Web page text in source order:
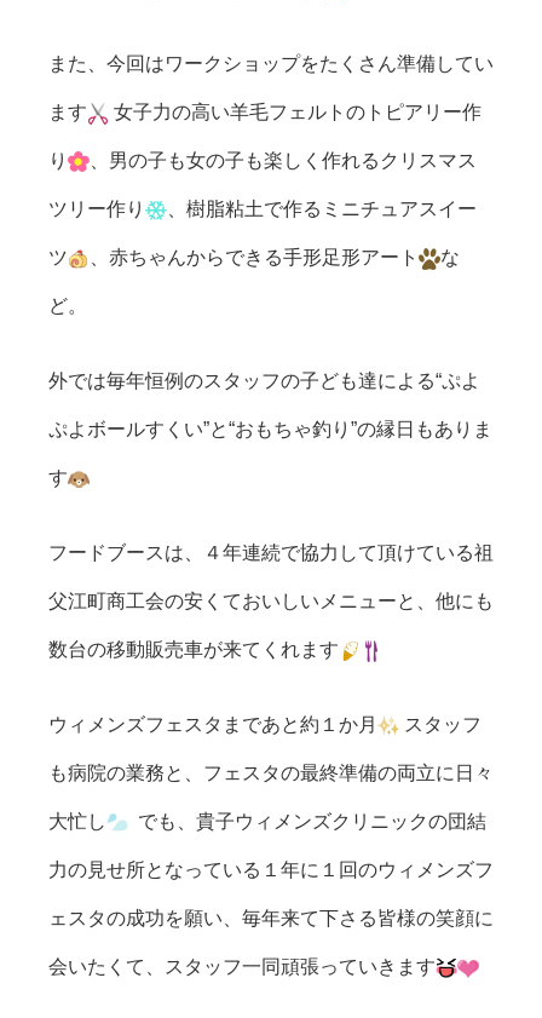
また、今回はワークショップをたくさん準備してい
ます 女子力の高い羊毛フェルトのトピアリー作
り 、男の子も女の子も楽しく作れるクリスマス
ツリー作り 、樹脂粘土で作るミニチュアスイー
ツ 、赤ちゃんからできる手形足形アート な
ど。
外では毎年恒例のスタッフの子ども達による“ぷよ
ぷよボールすくい”と“おもちゃ釣り”の縁日もありま
す
フードブースは、４年連続で協力して頂けている祖
父江町商工会の安くておいしいメニューと、他にも
数台の移動販売車が来てくれます
ウィメンズフェスタまであと約１か月 スタッフ
も病院の業務と、フェスタの最終準備の両立に日々
大忙し でも、貴子ウィメンズクリニックの団結
力の見せ所となっている１年に１回のウィメンズフ
ェスタの成功を願い、毎年来て下さる皆様の笑顔に
会いたくて、スタッフ一同頑張っていきます